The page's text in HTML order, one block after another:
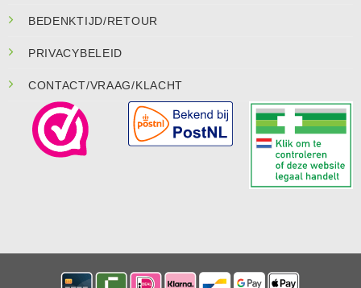
BEDENKTIJD/RETOUR
PRIVACYBELEID
CONTACT/VRAAG/KLACHT